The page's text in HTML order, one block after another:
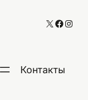
X
Контакты